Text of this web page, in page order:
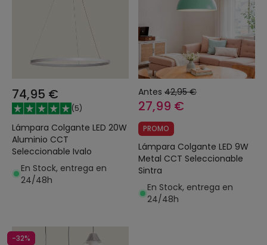
74,95 €
(5)
Lámpara Colgante LED 20W
Aluminio CCT
Seleccionable Ivalo
En Stock, entrega en
24/48h
Antes 42,95 €
27,99 €
PROMO
Lámpara Colgante LED 9W
Metal CCT Seleccionable
Sintra
En Stock, entrega en
24/48h
-32%